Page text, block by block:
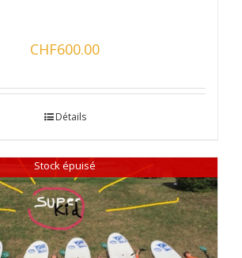
CHF600.00
Détails
Stock épuisé